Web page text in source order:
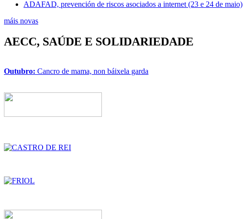
ADAFAD, prevención de riscos asociados a internet (23 e 24 de maio)
máis novas
AECC, SAÚDE E SOLIDARIEDADE
Outubro: Cancro de mama, non báixela garda